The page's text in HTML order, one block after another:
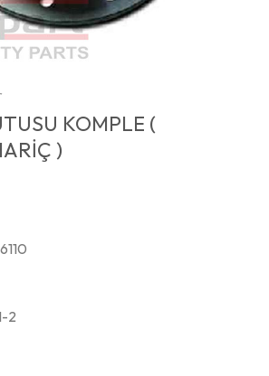
KOMPLE (
)
2